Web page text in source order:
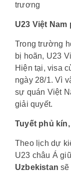
trương
U23 Việt
Trong trường
bị hoãn, U23
Hiện tại, visa
ngày 28/1. Vì
sự quán Việt
giải quyết.
Tuyết phủ
Theo lịch dự
U23 châu Á
Uzbekistan sẽ